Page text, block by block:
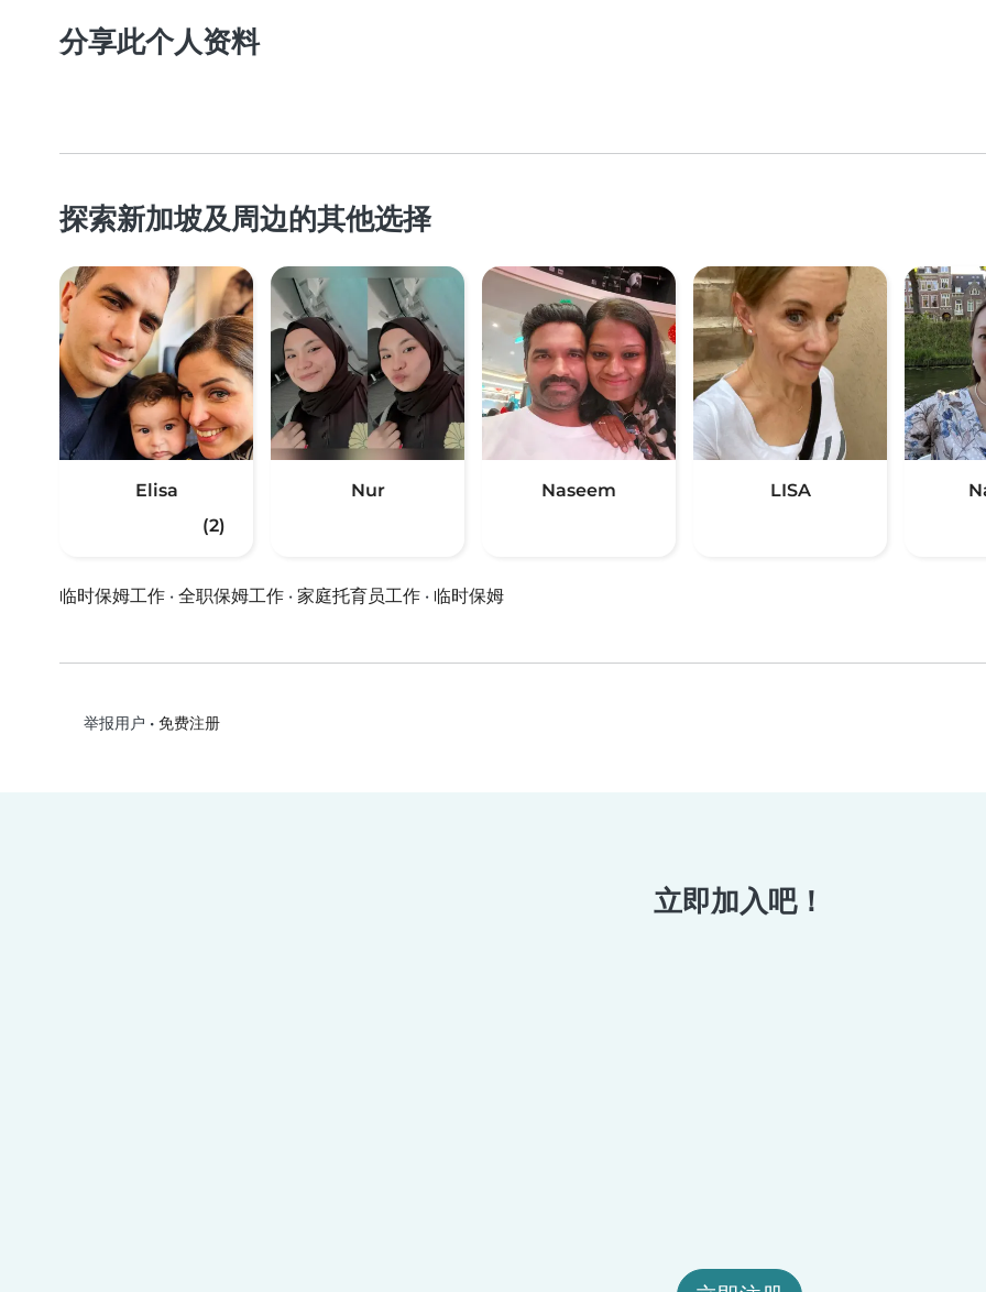
分享此个人资料
探索新加坡及周边的其他选择
Elisa
(2)
Nur Naseem LISA
临时保姆工作 · 全职保姆工作 · 家庭托育员工作 · 临时保姆
举报用户 • 免费注册
立即加入吧！